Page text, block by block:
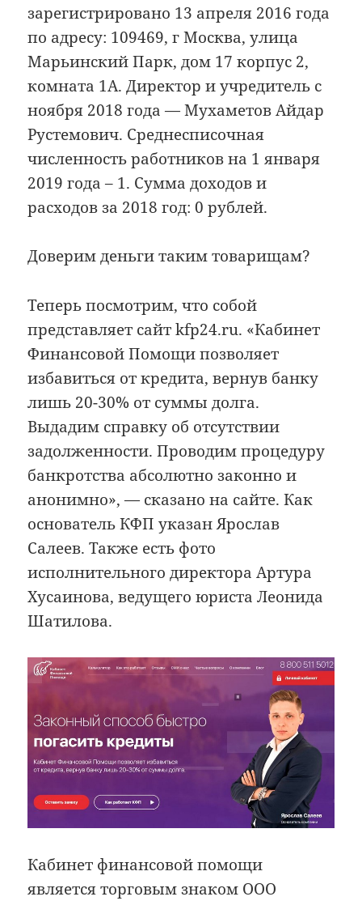
зарегистрировано 13 апреля 2016 года
по адресу: 109469, г Москва, улица
Марьинский Парк, дом 17 корпус 2,
комната 1А. Директор и учредитель с
ноября 2018 года — Мухаметов Айдар
Рустемович. Среднесписочная
численность работников на 1 января
2019 года – 1. Сумма доходов и
расходов за 2018 год: 0 рублей.
Доверим деньги таким товарищам?
Теперь посмотрим, что собой
представляет сайт kfp24.ru. «Кабинет
Финансовой Помощи позволяет
избавиться от кредита, вернув банку
лишь 20-30% от суммы долга.
Выдадим справку об отсутствии
задолженности. Проводим процедуру
банкротства абсолютно законно и
анонимно», — сказано на сайте. Как
основатель КФП указан Ярослав
Салеев. Также есть фото
исполнительного директора Артура
Хусаинова, ведущего юриста Леонида
Шатилова.
Кабинет финансовой помощи
является торговым знаком ООО